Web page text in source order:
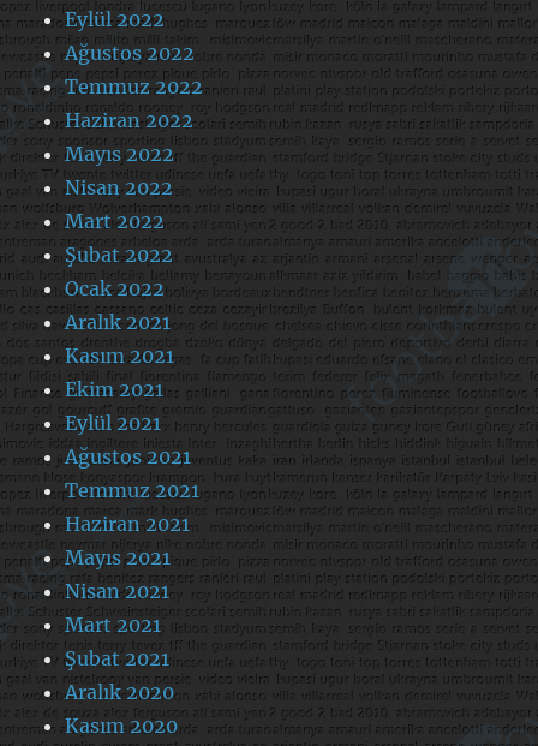
Eylül 2022
Ağustos 2022
Temmuz 2022
Haziran 2022
Mayıs 2022
Nisan 2022
Mart 2022
Şubat 2022
Ocak 2022
Aralık 2021
Kasım 2021
Ekim 2021
Eylül 2021
Ağustos 2021
Temmuz 2021
Haziran 2021
Mayıs 2021
Nisan 2021
Mart 2021
Şubat 2021
Aralık 2020
Kasım 2020